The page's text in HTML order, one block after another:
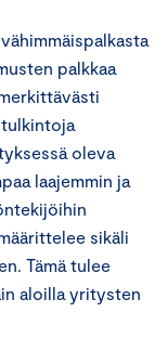
palkkaa
oleva
laajemmin ja
sikäli
Tämä tulee
aloilla yritysten